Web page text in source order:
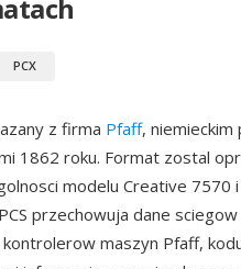
PCX
z firma Pfaff,
1862 roku. Format zostal
modelu Creative 7570
przechowuja dane
maszyn Pfaff,